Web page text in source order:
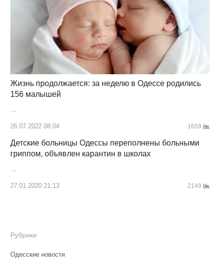
Жизнь продолжается: за неделю в Одессе родились
156 малышей
…
26.07.2022 08:04 1659
Детские больницы Одессы переполнены больными
гриппом, объявлен карантин в школах
27.01.2020 21:13 2149
Рубрики
Одесские новости